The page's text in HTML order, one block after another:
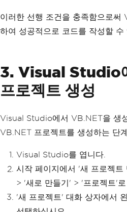
이러한 선행 조건을 충족함으로
하여 성공적으로 코드를 작성할 수
3. Visual Studio
프로젝트 생성
Visual Studio에서 VB.NET을 생
VB.NET 프로젝트를 생성하는 단
Visual Studio를 엽니다.
시작 페이지에서 '새 프로젝
> '새로 만들기' > '프로젝트'로
'새 프로젝트' 대화 상자에서